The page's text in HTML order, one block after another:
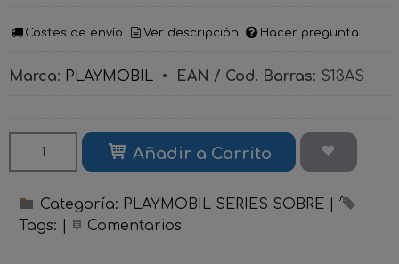
Costes de envío Ver descripción Hacer pregunta
Marca: PLAYMOBIL • EAN / Cod. Barras: S13AS
Añadir a Carrito
Categoría: PLAYMOBIL SERIES SOBRE
Tags:
Comentarios